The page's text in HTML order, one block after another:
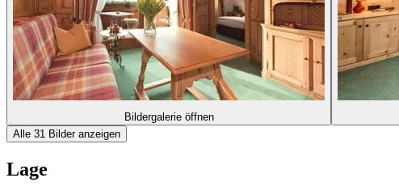
Bildergalerie öffnen
Alle 31 Bilder anzeigen
Lage